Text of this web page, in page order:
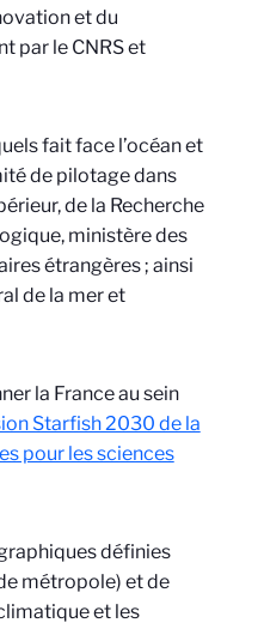
et du
par le CNRS et
fait face l’océan et
de pilotage dans
de la Recherche
ministère des
étrangères ; ainsi
de la mer et
la France au sein
Starfish 2030 de la
pour les sciences
définies
métropole) et de
et les